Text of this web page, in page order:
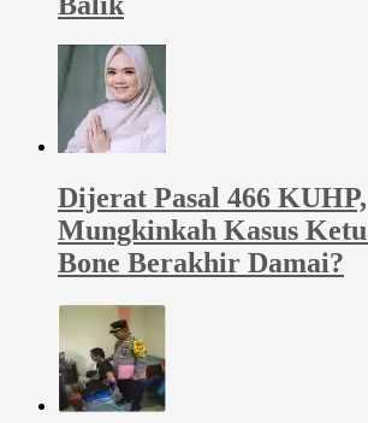
Dijerat Pasal 466 KUHP,
Mungkinkah Kasus
Bone Berakhir Damai?